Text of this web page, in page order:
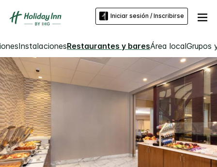
Iniciar sesión / Inscribirse
InstalacionesRestaurantes y baresÁrea localGrupos